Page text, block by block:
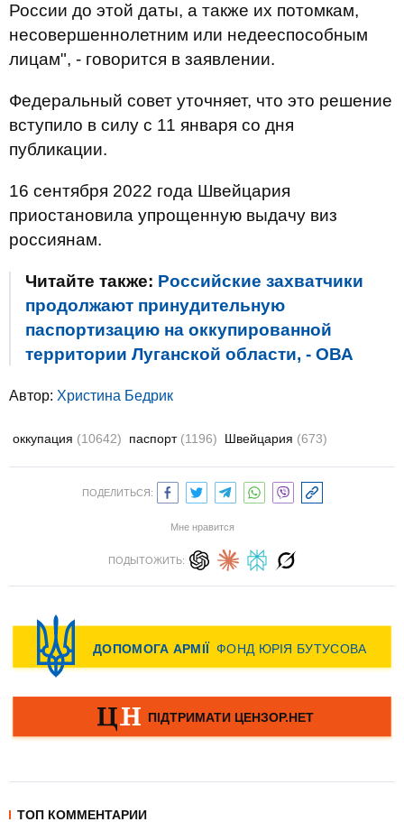
России до этой даты, а также их потомкам,
несовершеннолетним или недееспособным
лицам", - говорится в заявлении.
Федеральный совет уточняет, что это решение
вступило в силу с 11 января со дня
публикации.
16 сентября 2022 года Швейцария
приостановила упрощенную выдачу виз
россиянам.
Читайте также: Российские захватчики
продолжают принудительную
паспортизацию на оккупированной
территории Луганской области, - ОВА
Автор: Христина Бедрик
оккупация (10642) паспорт (1196) Швейцария (673)
ПОДЕЛИТЬСЯ:
Мне нравится
ПОДЫТОЖИТЬ:
ТОП КОММЕНТАРИИ